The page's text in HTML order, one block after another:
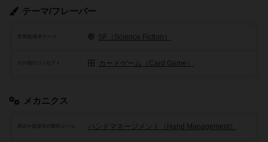
テーマ/フレーバー
世界観/基本テーマ SF（Science Fiction）
その他のコンセプト カードゲーム（Card Game）
メカニクス
ハンドマネージメント（Hand Management）